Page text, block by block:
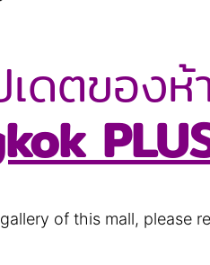
ดตของห้
of this mall, please